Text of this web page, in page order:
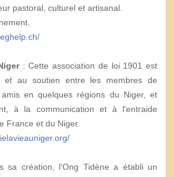
pastoral, culturel et artisanal.
: Cette association de loi 1901 est
et au soutien entre les membres de
en quelques régions du Niger, et
à la communication et à l'entraide
France et du Niger.
création, l’Ong Tidène a établi un